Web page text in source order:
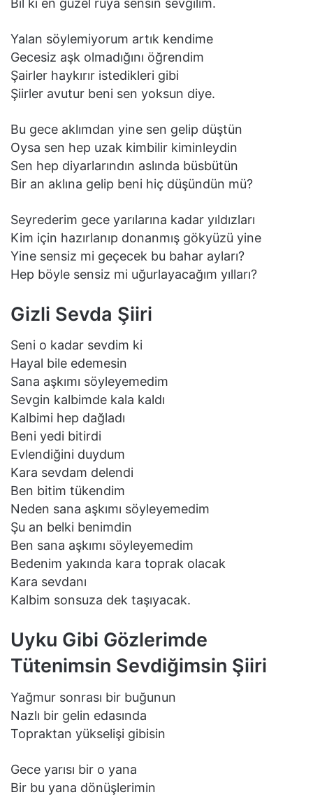
Yalan söylemiyorum artık kendime
Gecesiz aşk olmadığını öğrendim
Şairler haykırır istedikleri gibi
Şiirler avutur beni sen yoksun diye.
Bu gece aklımdan yine sen gelip düştün
Oysa sen hep uzak kimbilir kiminleydin
Sen hep diyarlarındın aslında büsbütün
Bir an aklına gelip beni hiç düşündün mü?
Seyrederim gece yarılarına kadar yıldızları
Kim için hazırlanıp donanmış gökyüzü yine
Yine sensiz mi geçecek bu bahar ayları?
Hep böyle sensiz mi uğurlayacağım yılları?
Gizli Sevda Şiiri
Seni o kadar sevdim ki
Hayal bile edemesin
Sana aşkımı söyleyemedim
Sevgin kalbimde kala kaldı
Kalbimi hep dağladı
Beni yedi bitirdi
Evlendiğini duydum
Kara sevdam delendi
Ben bitim tükendim
Neden sana aşkımı söyleyemedim
Şu an belki benimdin
Ben sana aşkımı söyleyemedim
Bedenim yakında kara toprak olacak
Kara sevdanı
Kalbim sonsuza dek taşıyacak.
Uyku Gibi Gözlerimde
Tütenimsin Sevdiğimsin Şiiri
Yağmur sonrası bir buğunun
Nazlı bir gelin edasında
Topraktan yükselişi gibisin
Gece yarısı bir o yana
Bir bu yana dönüşlerimin